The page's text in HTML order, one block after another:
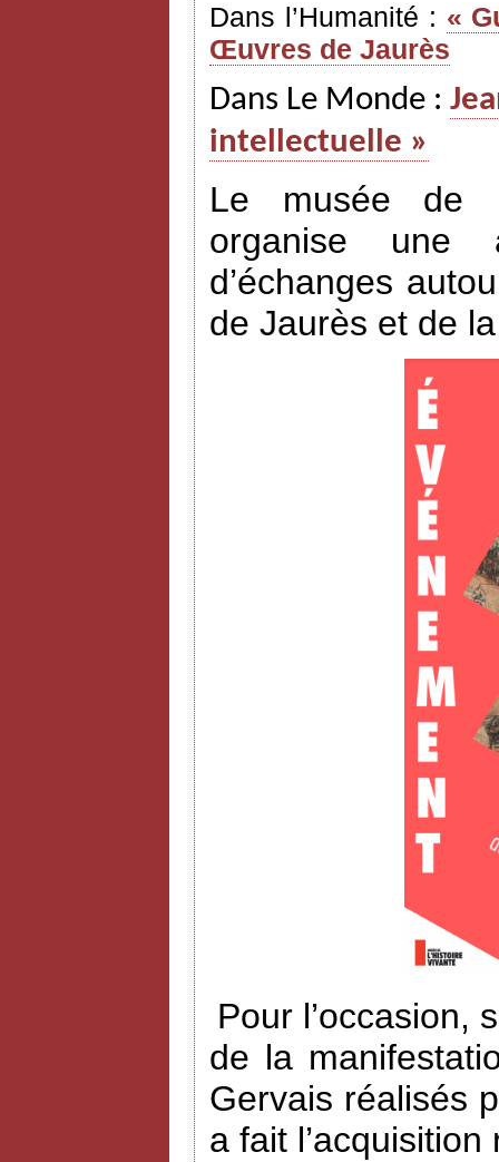
Dans l’Humanité : «
Œuvres de Jaurès
Dans Le Monde :
intellectuelle »
Le musée de
organise une
d’échanges
de Jaurès et de
Pour l’occasion,
de la
Gervais réalisés
a fait